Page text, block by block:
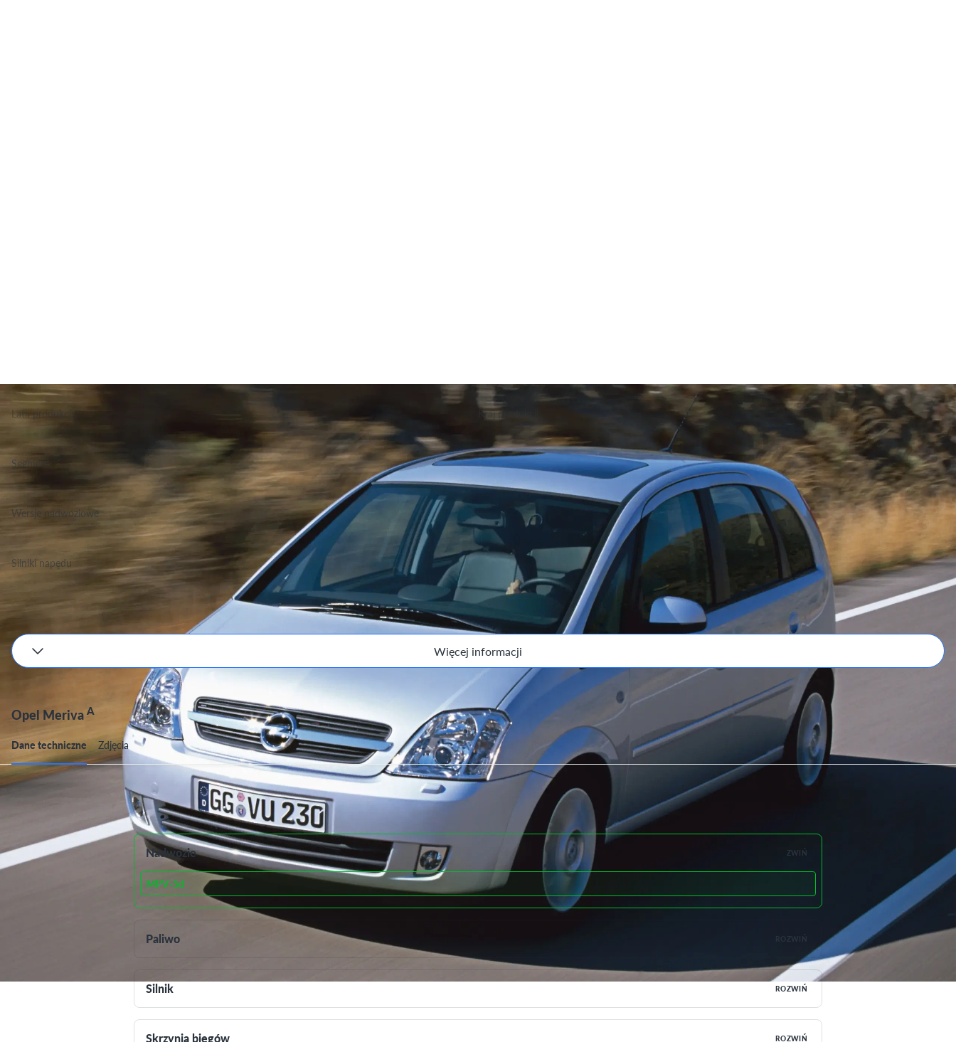
Lata produkcji Kraj produkcji
Niemcy, Hiszpania, Portugalia
Segment
Grupa Vany, Klasa Małe
Wersje nadwoziowe
MPV
Silniki napędu
Benzyna, Diesel
Podane wartości są orientacyjne, dokładne dane zależne będą od wyboru silnika i wersji.
Więcej informacji
Opel MerivaA
Dane techniczne Zdjęcia
Dane techniczne
Nadwozie ZWIŃ
MPV-5d
Paliwo
Silnik ROZWIŃ
Skrzynia biegów ROZWIŃ